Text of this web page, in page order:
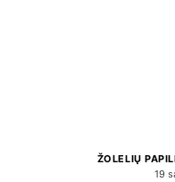
ŽOLELIŲ
19